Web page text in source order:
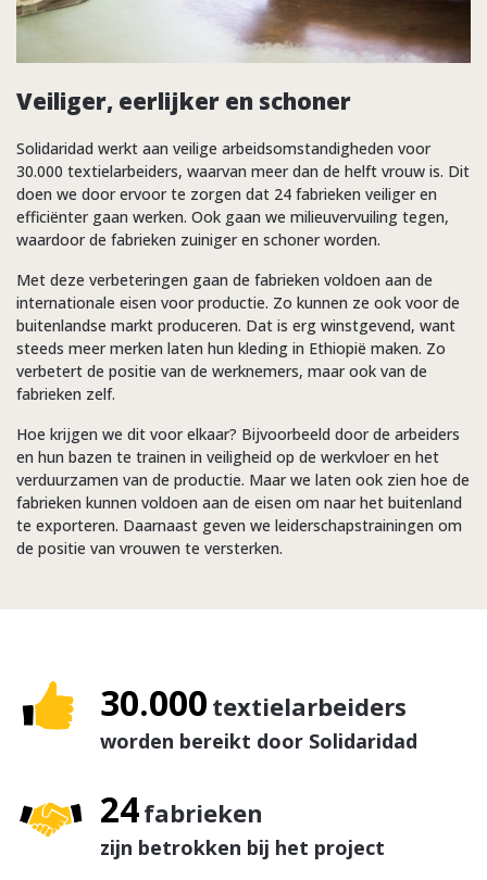
Veiliger, eerlijker en schoner
Solidaridad werkt aan veilige arbeidsomstandigheden voor
30.000 textielarbeiders, waarvan meer dan de helft vrouw is. Dit
doen we door ervoor te zorgen dat 24 fabrieken veiliger en
efficiënter gaan werken. Ook gaan we milieuvervuiling tegen,
waardoor de fabrieken zuiniger en schoner worden.
Met deze verbeteringen gaan de fabrieken voldoen aan de
internationale eisen voor productie. Zo kunnen ze ook voor de
buitenlandse markt produceren. Dat is erg winstgevend, want
steeds meer merken laten hun kleding in Ethiopië maken. Zo
verbetert de positie van de werknemers, maar ook van de
fabrieken zelf.
Hoe krijgen we dit voor elkaar? Bijvoorbeeld door de arbeiders
en hun bazen te trainen in veiligheid op de werkvloer en het
verduurzamen van de productie. Maar we laten ook zien hoe de
fabrieken kunnen voldoen aan de eisen om naar het buitenland
te exporteren. Daarnaast geven we leiderschapstrainingen om
de positie van vrouwen te versterken.
30.000 textielarbeiders
worden bereikt door Solidaridad
24fabrieken
zijn betrokken bij het project